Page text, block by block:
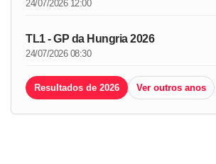
24/07/2026 12:00
TL1 - GP da Hungria 2026
24/07/2026 08:30
Resultados de 2026 Ver outros anos